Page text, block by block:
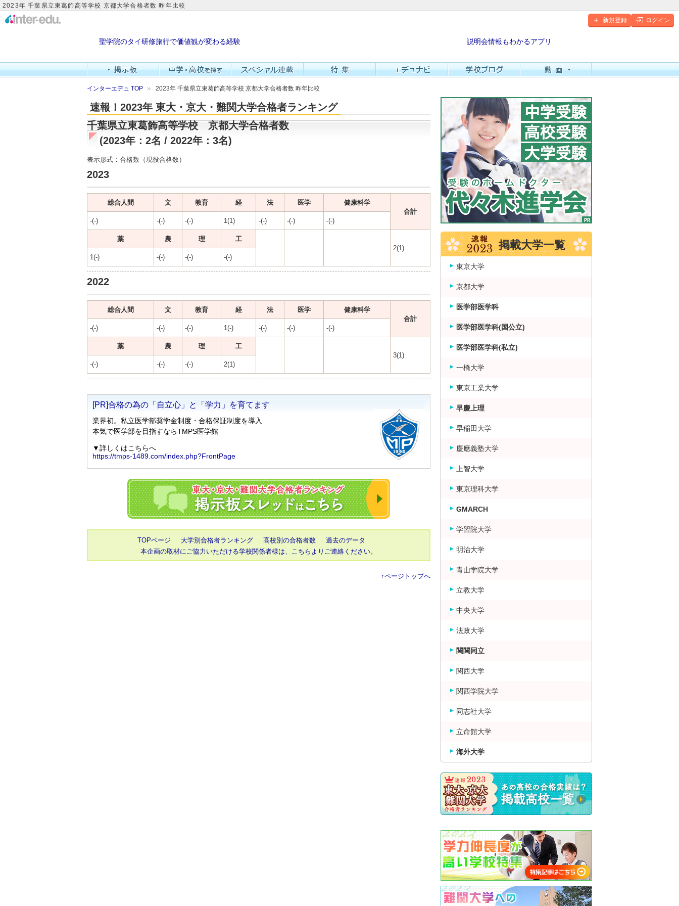
2023年 千葉県立東葛飾高等学校 京都大学合格者数 昨年比較
新規登録 ログイン
聖学院のタイ研修旅行で価値観が変わる経験 説明会情報もわかるアプリ
インターエデュ TOP 2023年 千葉県立東葛飾高等学校 京都大学合格者数 昨年比較
速報！2023年 東大・京大・難関大学合格者ランキング
千葉県立東葛飾高等学校 京都大学合格者数
(2023年：2名 / 2022年：3名)
表示形式：合格数（現役合格数）
2023
総合人間 文 教育 経 法 医学
健康科学
合計
-(-)
-(-) -(-) 1(1) -(-) -(-) -(-)
薬 農 理
工
2(1)
1(-)
-(-) -(-) -(-)
2022
総合人間 文 教育 経 法 医学
健康科学
合計
-(-)
-(-) -(-) 1(-) -(-) -(-) -(-)
薬 農 理
工
3(1)
-(-)
-(-) -(-) 2(1)
TOPページ 大学別合格者ランキング 高校別の合格者数
過去のデータ
本企画の取材にご協力いただける学校関係者様は、こちらよりご連絡ください。
↑ページトップへ
掲載大学一覧
東京大学
京都大学
医学部医学科
医学部医学科(国公立)
医学部医学科(私立)
一橋大学
東京工業大学
早慶上理
早稲田大学
慶應義塾大学
上智大学
東京理科大学
GMARCH
学習院大学
明治大学
青山学院大学
立教大学
中央大学
法政大学
関関同立
関西大学
関西学院大学
同志社大学
立命館大学
海外大学